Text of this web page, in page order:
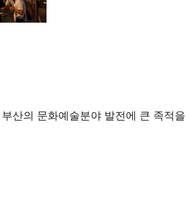
산의 문화예술분야 발전에 큰 족적을